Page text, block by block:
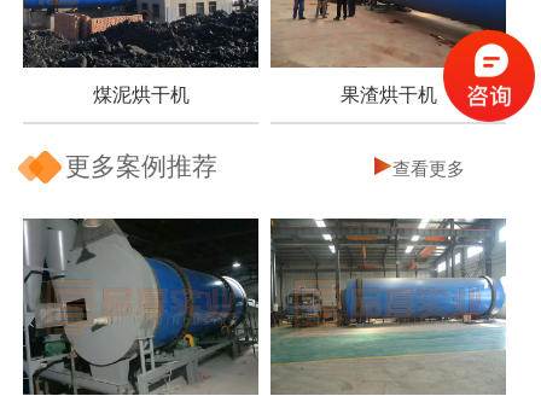
煤泥烘干机 果渣烘干机
更多案例推荐 查看更多